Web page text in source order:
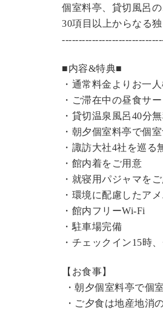
個室料亭、貸切風呂
30項目以上からなる
■内容&特典■
・通常料金よりお一
・ご滞在中の昼食サ
・ 貸切温泉風呂40分
・朝夕個室料亭で個
・諏訪大社4社を巡る
・館内着をご用意
・就寝用パジャマを
・環境に配慮したア
・館内フリーWi-Fi
・駐車場完備
・チェックイン15時
【お食事】
・朝夕個室料亭で個
・ご夕食は地産地消